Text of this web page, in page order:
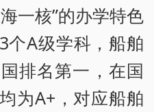
一核”的办学特色
个A级学科，船舶
排名第一，在国
为A+，对应船舶